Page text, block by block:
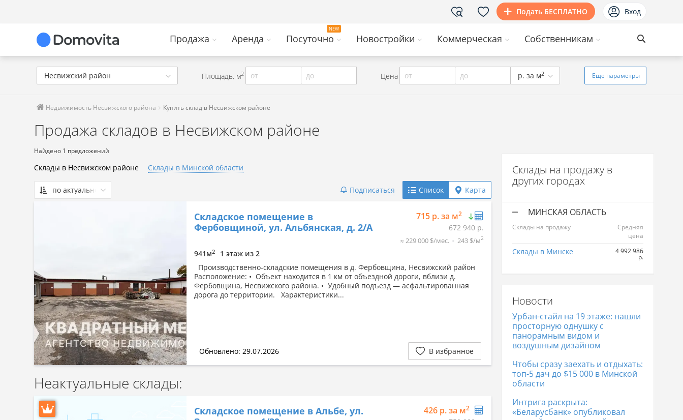
Подать БЕСПЛАТНО Вход
Продажа Аренда Посуточно Новостройки Коммерческая Собственникам
Несвижский район Площадь, м2 от до Цена от до р. за м2 Еще параметры
Недвижимость Несвижского района Купить склад в Несвижском районе
Продажа складов в Несвижском районе
Найдено 1 предложений
Склады в Несвижском районе Склады в Минской области
по актуальности
По актуальности
Подписаться Список Карта
Складское помещение в
Фербовщиной, ул. Альбянская, д. 2/А
715 р. за м2
672 940 р.
≈ 229 000 $/мес. 243 $/м2
941м2
1 этаж из 2
Производственно-складские помещения в д. Фербовщина, Несвижский район
Расположение: • Объект находится в 1 км от объездной дороги, вблизи д.
Фербовщина, Несвижского района. • Удобный подъезд — асфальтированная
дорога до территории. Характеристики...
Обновлено: 29.07.2026 В избранное
Неактуальные склады:
Складское помещение в Альбе, ул.
426 р. за м2
Склады на продажу в
других городах
МИНСКАЯ ОБЛАСТЬ
Склады на продажу
Средняя
цена
Склады в Минске 4 992 986
р.
Новости
Урбан-стайл на 19 этаже: нашли
просторную однушку с
панорамным видом и
воздушным дизайном
Чтобы сразу заехать и отдыхать:
топ-5 дач до $15 000 в Минской
области
Интрига раскрыта:
«Беларусбанк» опубликовал